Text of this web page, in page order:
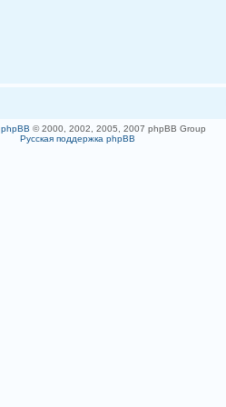
phpBB © 2000, 2002, 2005, 2007 phpBB Group
Русская поддержка phpBB